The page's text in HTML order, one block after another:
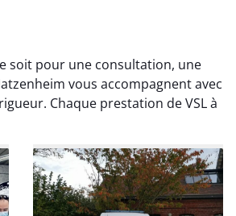
soit pour une consultation, une
vous accompagnent avec
Chaque prestation de VSL à
Jérémy Ferrand
8 septembre 2024